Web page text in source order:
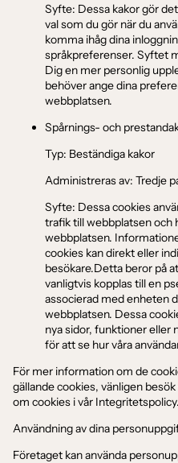
Syfte: Dessa kakor gör
val som du gör när du
komma ihåg dina
språkpreferenser. Syftet
Dig en mer personlig
behöver ange dina
webbplatsen.
Spårnings- och
Typ: Beständiga kakor
Administreras av: Tredje
Syfte: Dessa cookies
trafik till webbplatsen och
webbplatsen.
cookies kan direkt eller
besökare.Detta beror på
vanligtvis kopplas till en
associerad med enheten
webbplatsen. Dessa
nya sidor, funktioner eller
för att se hur våra
För mer information om de
gällande cookies, vänligen
om cookies i vår Integritetspolicy.
Användning av dina
Företaget kan använda